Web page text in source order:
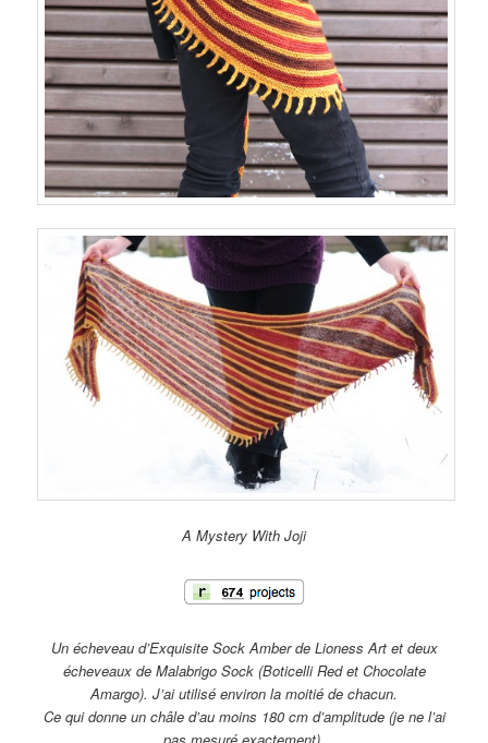
A Mystery With Joji
Un écheveau d’Exquisite Sock Amber de Lioness Art et deux
écheveaux de Malabrigo Sock (Boticelli Red et Chocolate
Amargo). J’ai utilisé environ la moitié de chacun.
Ce qui donne un châle d’au moins 180 cm d’amplitude (je ne l’ai